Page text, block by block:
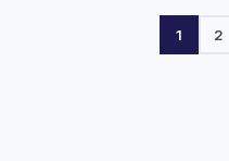
1 2